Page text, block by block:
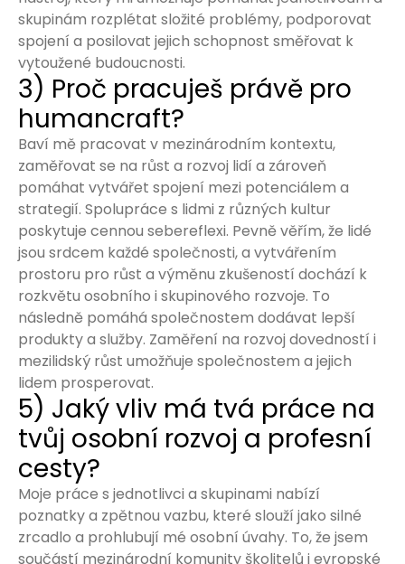
skupinám rozplétat složité problémy, podporovat
spojení a posilovat jejich schopnost směřovat k
vytoužené budoucnosti.
3) Proč pracuješ právě pro
humancraft?
Baví mě pracovat v mezinárodním kontextu,
zaměřovat se na růst a rozvoj lidí a zároveň
pomáhat vytvářet spojení mezi potenciálem a
strategií. Spolupráce s lidmi z různých kultur
poskytuje cennou sebereflexi. Pevně věřím, že lidé
jsou srdcem každé společnosti, a vytvářením
prostoru pro růst a výměnu zkušeností dochází k
rozkvětu osobního i skupinového rozvoje. To
následně pomáhá společnostem dodávat lepší
produkty a služby. Zaměření na rozvoj dovedností i
mezilidský růst umožňuje společnostem a jejich
lidem prosperovat.
5) Jaký vliv má tvá práce na
tvůj osobní rozvoj a profesní
cesty?
Moje práce s jednotlivci a skupinami nabízí
poznatky a zpětnou vazbu, které slouží jako silné
zrcadlo a prohlubují mé osobní úvahy. To, že jsem
součástí mezinárodní komunity školitelů i evropské